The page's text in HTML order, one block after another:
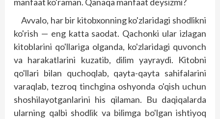
manfaat ko'raman. Qanaqa manfaat deysizmi?
Avvalo, har bir kitobxonning ko'zlaridagi shodlikni
ko'rish — eng katta saodat. Qachonki ular izlagan
kitoblarini qo'llariga olganda, ko'zlaridagi quvonch
va harakatlarini kuzatib, dilim yayraydi. Kitobni
qo'llari bilan quchoqlab, qayta-qayta sahifalarini
varaqlab, tezroq tinchgina oshyonda o'qish uchun
shoshilayotganlarini his qilaman. Bu daqiqalarda
ularning qalbi shodlik va bilimga bo'lgan ishtiyoq